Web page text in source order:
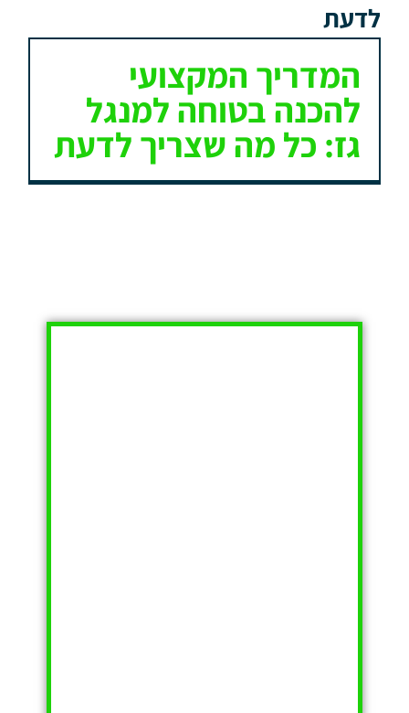
לדעת
המדריך המקצועי
להכנה בטוחה למנגל
גז: כל מה שצריך לדעת